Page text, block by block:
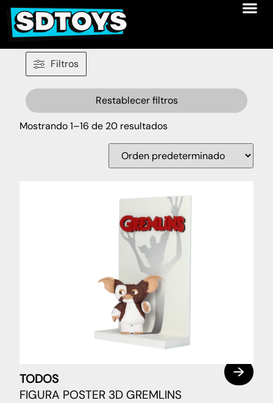
Filtros
Restablecer filtros
Mostrando 1–16 de 20 resultados
TODOS
FIGURA POSTER 3D GREMLINS